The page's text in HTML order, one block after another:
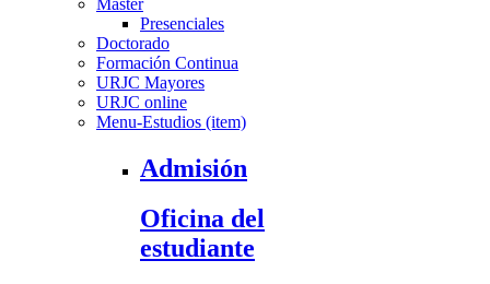
Presenciales
Doctorado
Formación Continua
URJC Mayores
URJC online
Menu-Estudios (item)
Admisión
Oficina del
estudiante